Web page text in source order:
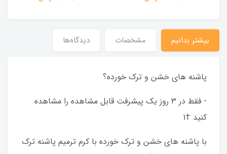
بیشتر بدانیم مشخصات دیدگاه‌ها
پاشنه های خشن و ترک خورده؟
- فقط در 3 روز یک پیشرفت قابل مشاهده را مشاهده
کنید †1
با پاشنه های خشن و ترک خورده با کرم ترمیم پاشنه ترک